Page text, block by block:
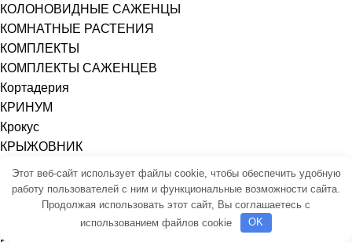
КОЛОНОВИДНЫЕ САЖЕНЦЫ
КОМНАТНЫЕ РАСТЕНИЯ
КОМПЛЕКТЫ
КОМПЛЕКТЫ САЖЕНЦЕВ
Кортадерия
КРИНУМ
Крокус
КРЫЖОВНИК
ЛАВАНДА
ЛАГЕРСТРЁМИЯ ИНДИЙСКАЯ
ЛУКОВИЦЫ ЦВЕТОВ
ГАДЮЧИЙ ЛУК (МУСКАРИ)
Этот веб-сайт использует файлы cookie, чтобы обеспечить удобную
работу пользователей с ним и функциональные возможности сайта.
Продолжая использовать этот сайт, Вы соглашаетесь с
использованием файлов cookie
OK